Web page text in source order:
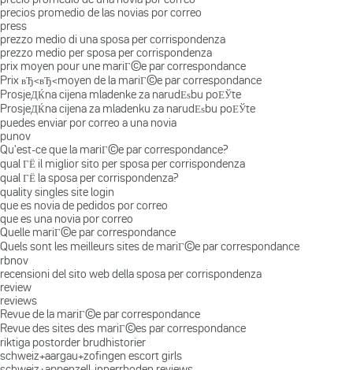
precios promedio de las novias por correo
press
prezzo medio di una sposa per corrispondenza
prezzo medio per sposa per corrispondenza
prix moyen pour une mariГ©e par correspondance
Prix вЂ‹вЂ‹moyen de la mariГ©e par correspondance
ProsjeДЌna cijena mladenke za narudЕѕbu poЕЎte
ProsjeДЌna cijena za mladenku za narudЕѕbu poЕЎte
puedes enviar por correo a una novia
punov
Qu'est-ce que la mariГ©e par correspondance?
qual ГЁ il miglior sito per sposa per corrispondenza
qual ГЁ la sposa per corrispondenza?
quality singles site login
que es novia de pedidos por correo
que es una novia por correo
Quelle mariГ©e par correspondance
Quels sont les meilleurs sites de mariГ©e par correspondance
rbnov
recensioni del sito web della sposa per corrispondenza
review
reviews
Revue de la mariГ©e par correspondance
Revue des sites des mariГ©es par correspondance
riktiga postorder brudhistorier
schweiz+aargau+zofingen escort girls